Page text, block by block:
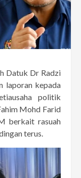
Datuk Dr Radzi
laporan kepada
politik
Mohd Farid
berkait rasuah
terus.